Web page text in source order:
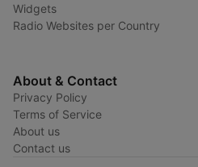
Widgets
Radio Websites per Country
About & Contact
Privacy Policy
Terms of Service
About us
Contact us